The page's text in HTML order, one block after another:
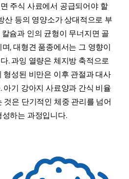
주식 사료에서 공급되어야 할
산 등의 영양소가 상대적으로 부
슘과 인의 균형이 무너지면 골
, 대형견 품종에서는 그 영향이
. 과잉 열량은 체지방 축적으로
형성된 비만은 이후 관절과 대사
아기 강아지 사료양과 간식 비율
것은 단기적인 체중 관리를 넘어
하는 과정입니다.